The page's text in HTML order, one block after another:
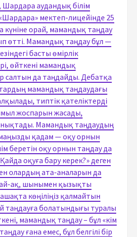
Шардара аудандық білім
мектеп-лицейінде 25
күніне орай, мамандық таңдау
өтті. Мамандық таңдау бұл —
басты өмірлік
өйткені мамандық
салтын да таңдайды. Дебатқа
мамандық таңдаудағы
типтік қателіктерді
жоспарын жасады,
Мамандық таңдаудың
қадам — оқу орнын
беретін оқу орнын таңдау да
оқуға бару керек?» деген
олардың ата-аналарын да
ақ, шынымен қызықты
көңіліңіз қалмайтын
таңдауға болатындығы туралы
мамандық таңдау – бұл «кім
ғана емес, бұл белгілі бір